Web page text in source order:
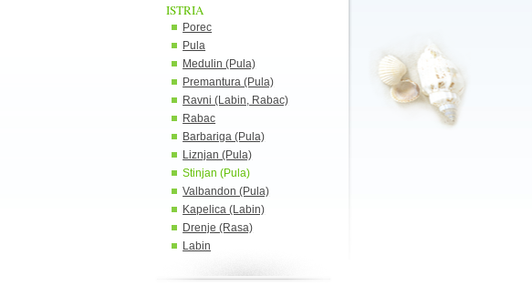
ISTRIA
Porec
Pula
Medulin (Pula)
Premantura (Pula)
Ravni (Labin, Rabac)
Rabac
Barbariga (Pula)
Liznjan (Pula)
Stinjan (Pula)
Valbandon (Pula)
Kapelica (Labin)
Drenje (Rasa)
Labin